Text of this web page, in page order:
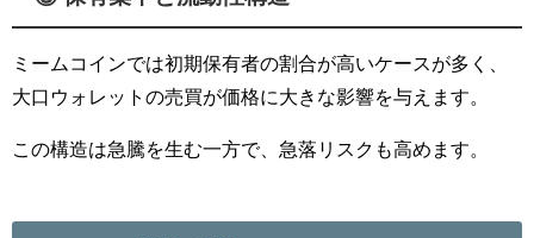
ミームコインでは初期保有者の割合が高いケースが多く、
大口ウォレットの売買が価格に大きな影響を与えます。
この構造は急騰を生む一方で、急落リスクも高めます。